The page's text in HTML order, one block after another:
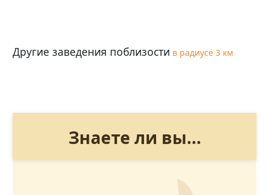
Другие заведения поблизости в радиусе 3 км
Знаете ли вы...